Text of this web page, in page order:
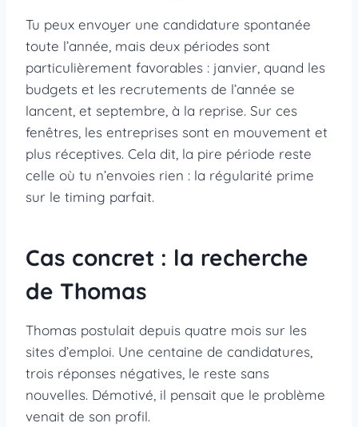
Tu peux envoyer une candidature spontanée
toute l’année, mais deux périodes sont
particulièrement favorables : janvier, quand les
budgets et les recrutements de l’année se
lancent, et septembre, à la reprise. Sur ces
fenêtres, les entreprises sont en mouvement et
plus réceptives. Cela dit, la pire période reste
celle où tu n’envoies rien : la régularité prime
sur le timing parfait.
Cas concret : la recherche
de Thomas
Thomas postulait depuis quatre mois sur les
sites d’emploi. Une centaine de candidatures,
trois réponses négatives, le reste sans
nouvelles. Démotivé, il pensait que le problème
venait de son profil.